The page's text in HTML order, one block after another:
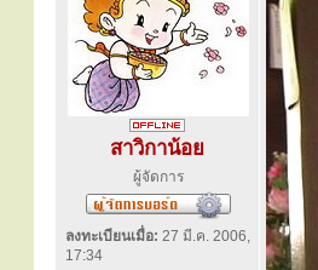
สาวิกาน้อย
ผู้จัดการ
ลงทะเบียนเมื่อ: 27 มี.ค. 2006,
17:34